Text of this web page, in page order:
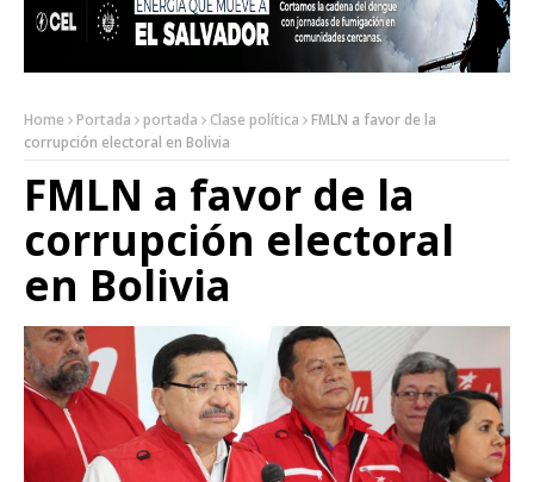
Home Portada portada Clase política
FMLN a favor de la
corrupción electoral en Bolivia
FMLN a favor de la
corrupción electoral
en Bolivia